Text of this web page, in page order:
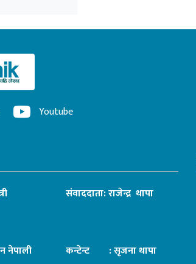
Youtube
संवाददाता: राजेन्द्र थापा
कन्टेन्ट : सृजना थापा